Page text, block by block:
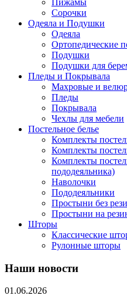
Пижамы
Сорочки
Одеяла и Подушки
Одеяла
Ортопедические
Подушки
Подушки для
Пледы и Покрывала
Махровые и
Пледы
Покрывала
Чехлы для мебели
Постельное белье
Комплекты
Комплекты
Комплекты
пододеяльника)
Наволочки
Пододеяльники
Простыни без
Простыни на
Шторы
Классические
Рулонные шторы
Наши новости
01.06.2026